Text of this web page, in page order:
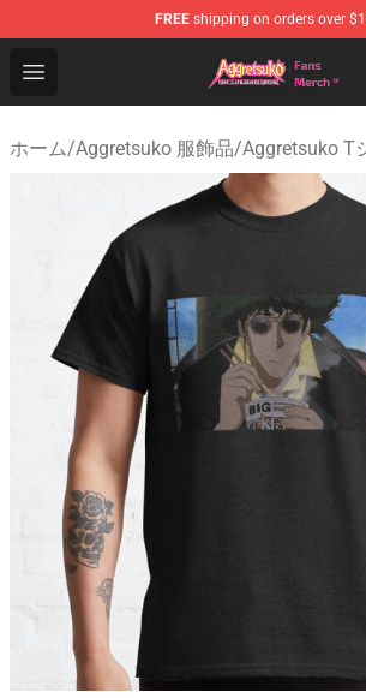
FREE shipping on orders over
Open menu
Aggretsuko Store - Official
ホーム/Aggretsuko 服飾品/Aggretsuko T